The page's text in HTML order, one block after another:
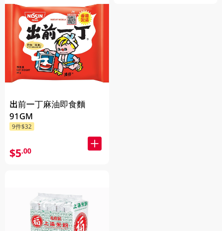
出前一丁麻油即食麵
91GM
9件$32
$5.00